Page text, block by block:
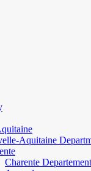
Aquitaine
Charente Departement